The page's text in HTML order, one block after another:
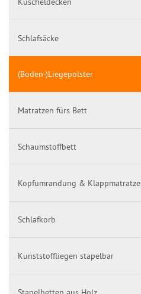
Schlafsäcke
(Boden-)Liegepolster
Matratzen fürs Bett
Schaumstoffbett
Kopfumrandung & Klappmatratze
Schlafkorb
Kunststoffliegen stapelbar